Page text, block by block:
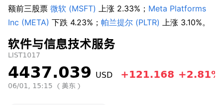
额前三股票 微软 (MSFT) 上涨 2.33%； Meta Platforms
Inc (META) 下跌 4.23%； 帕兰提尔 (PLTR) 上涨 3.10%。